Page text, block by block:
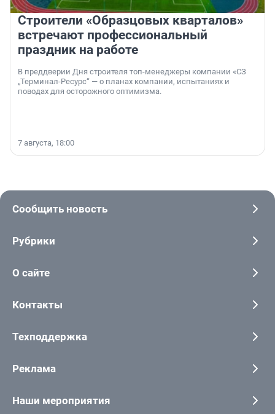
Строители «Образцовых кварталов»
встречают профессиональный
праздник на работе
В преддверии Дня строителя топ-менеджеры компании «СЗ
„Терминал-Ресурс“ — о планах компании, испытаниях и
поводах для осторожного оптимизма.
7 августа, 18:00
Сообщить новость
Рубрики
О сайте
Контакты
Техподдержка
Реклама
Наши мероприятия